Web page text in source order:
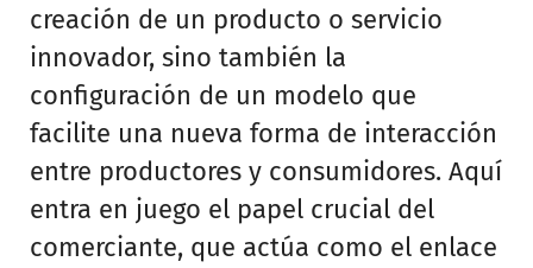
creación de un producto o servicio
innovador, sino también la
configuración de un modelo que
facilite una nueva forma de interacción
entre productores y consumidores. Aquí
entra en juego el papel crucial del
comerciante, que actúa como el enlace